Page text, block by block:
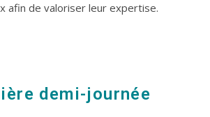
afin de valoriser leur expertise.
demi-journée